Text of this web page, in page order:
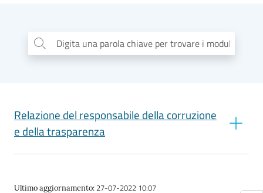
Digita una parola chiave per trovare i moduli
Relazione del responsabile della corruzione
e della trasparenza
Ultimo aggiornamento: 27-07-2022 10:07